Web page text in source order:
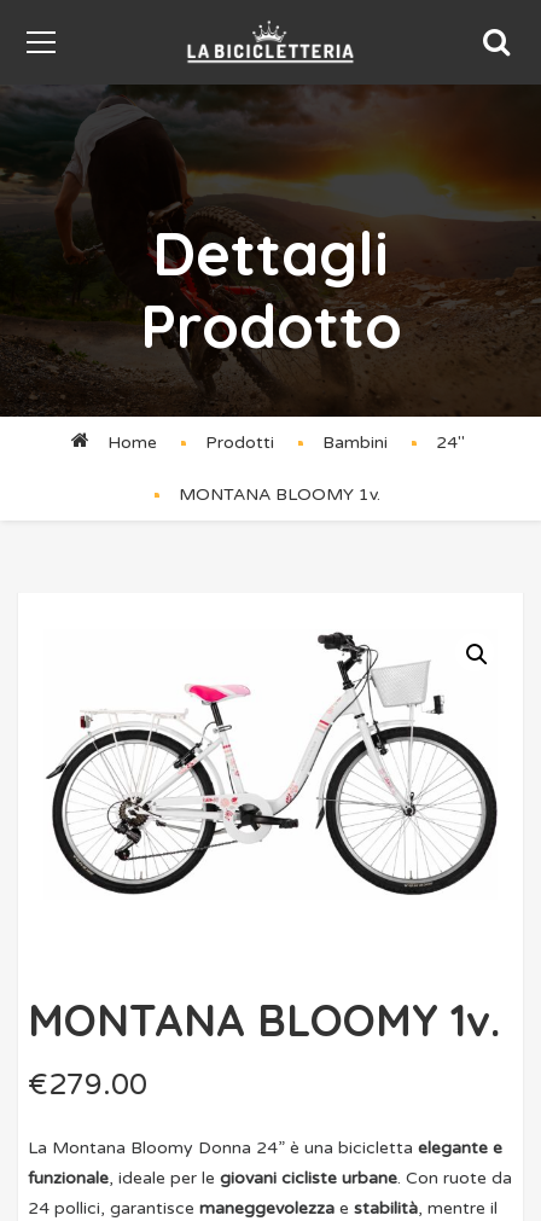
Dettagli
Prodotto
Home Prodotti Bambini 24''
MONTANA BLOOMY 1v.
MONTANA BLOOMY 1v.
€279.00
La Montana Bloomy Donna 24” è una biciclettaelegante e
funzionale, ideale per legiovani cicliste urbane. Conruote da
24 pollici, garantiscemaneggevolezza estabilità, mentre il